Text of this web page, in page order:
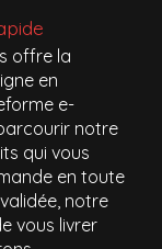
offre la
en
e-
notre
qui vous
en toute
notre
vous livrer